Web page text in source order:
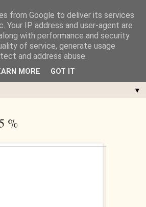
▼
%
from Google to deliver its services
Your IP address and user-agent are
with performance and security
of service, generate usage
and address abuse.
MORE GOT IT